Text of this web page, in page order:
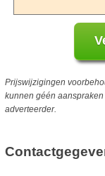
Prijswijzigingen
kunnen géén
adverteerder.